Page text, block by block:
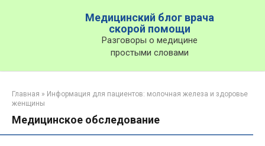
Медицинский блог врача
скорой помощи
Разговоры о медицине
простыми словами
Главная » Информация для пациентов: молочная железа и здоровье
женщины
Медицинское обследование